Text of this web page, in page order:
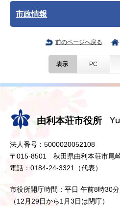
市政情報
前のページへ戻る
表示 PC
由利本荘市役所
法人番号：5000020052108
〒015-8501 秋田県由利本荘市尾
電話：0184-24-3321（代表）
市役所開庁時間：平日 午前8時30
（12月29日から1月3日は閉庁）